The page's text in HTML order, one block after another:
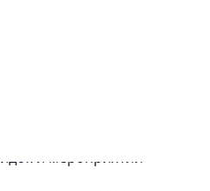
и мероприятий